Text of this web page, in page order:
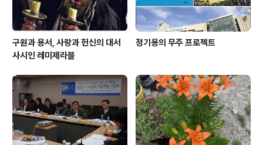
구원과 용서, 사랑과 헌신의 대서
사시인 레미제라블
정기용의 무주 프로젝트